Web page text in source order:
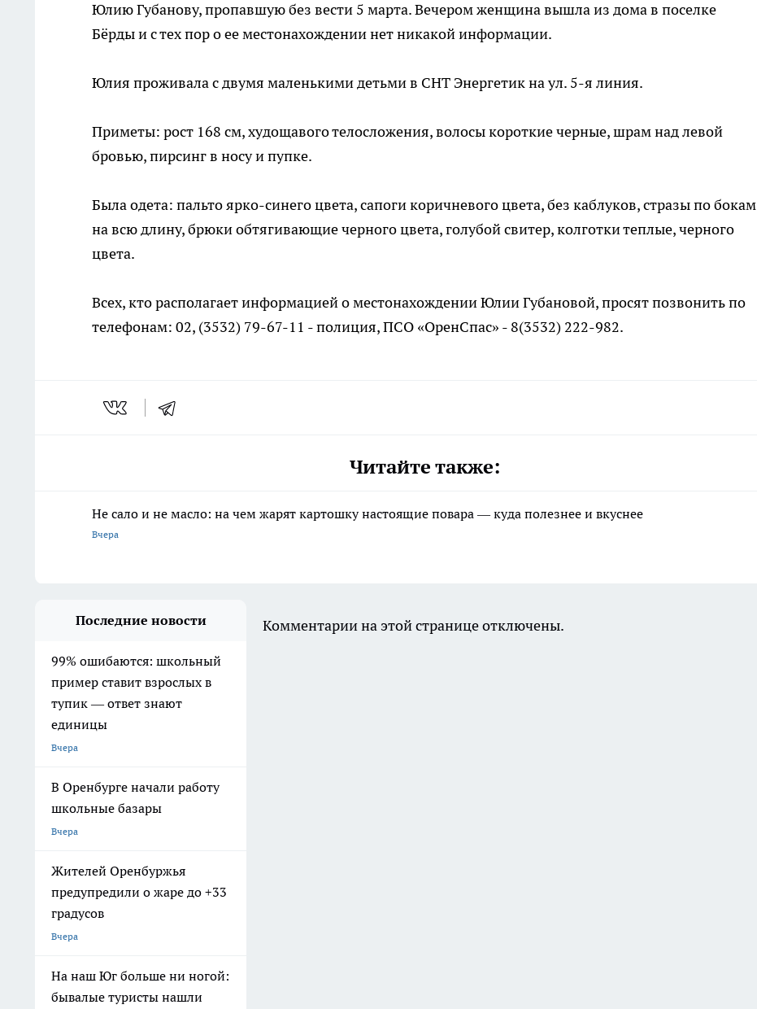
Юлию Губанову, пропавшую без вести 5 марта. Вечером женщина вышла из дома в поселке
Бёрды и с тех пор о ее местонахождении нет никакой информации.
Юлия проживала с двумя маленькими детьми в СНТ Энергетик на ул. 5-я линия.
Приметы: рост 168 см, худощавого телосложения, волосы короткие черные, шрам над левой
бровью, пирсинг в носу и пупке.
Была одета: пальто ярко-синего цвета, сапоги коричневого цвета, без каблуков, стразы по бокам
на всю длину, брюки обтягивающие черного цвета, голубой свитер, колготки теплые, черного
цвета.
Всех, кто располагает информацией о местонахождении Юлии Губановой, просят позвонить по
телефонам: 02, (3532) 79-67-11 - полиция, ПСО «ОренСпас» - 8(3532) 222-982.
Читайте также:
Не сало и не масло: на чем жарят картошку настоящие повара — куда полезнее и вкуснее
Вчера
Последние новости
99% ошибаются: школьный
пример ставит взрослых в
тупик — ответ знают
единицы
Вчера
В Оренбурге начали работу
школьные базары
Вчера
Жителей Оренбуржья
предупредили о жаре до +33
градусов
Вчера
На наш Юг больше ни ногой:
бывалые туристы нашли
Комментарии на этой странице отключены.